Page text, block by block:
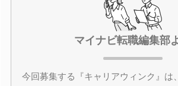
マイナビ転職編集部
今回募集する『キャリアウィンク』は